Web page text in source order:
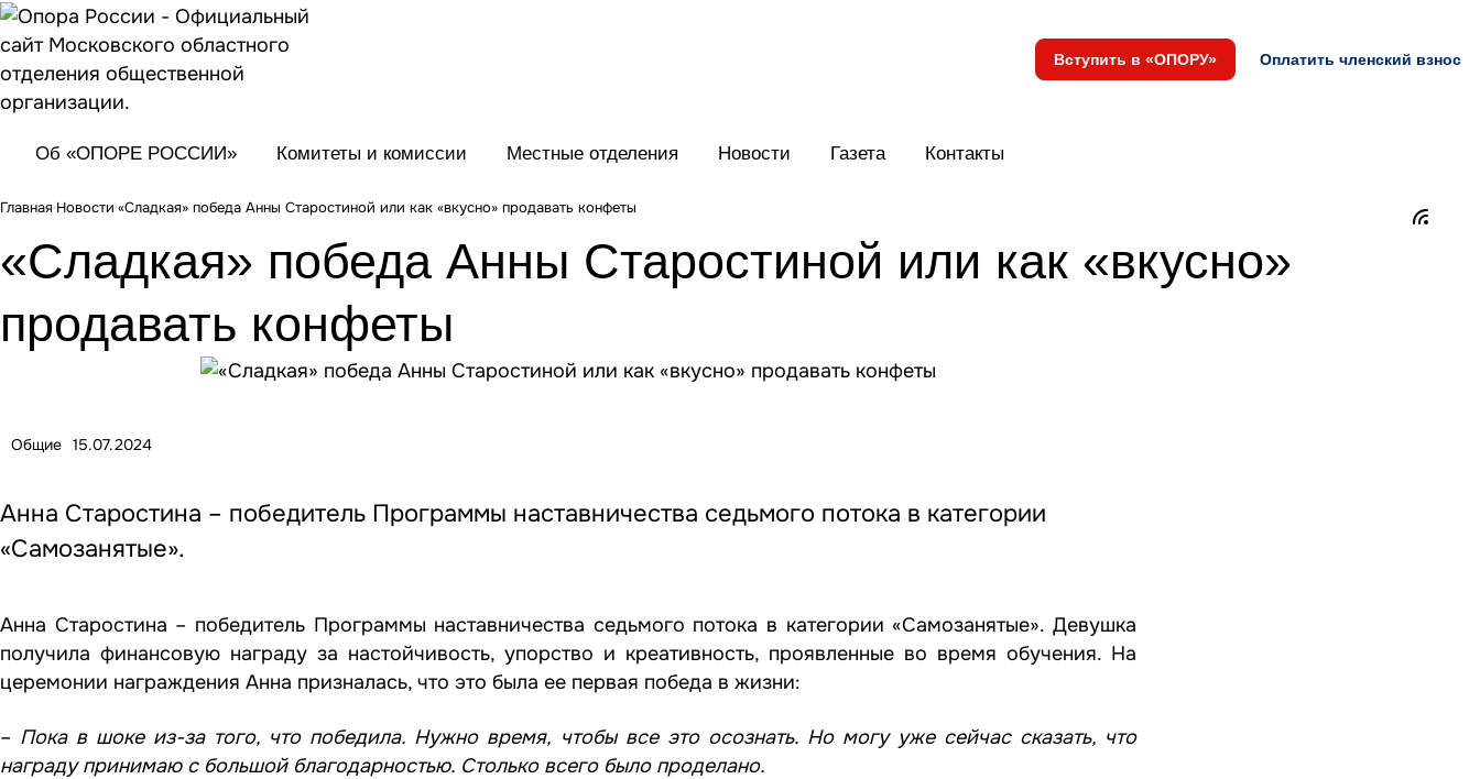
Вступить в «ОПОРУ» Оплатить членский взнос
Об «ОПОРЕ РОССИИ» Комитеты и комиссии Местные отделения Новости Газета Контакты
Главная Новости «Сладкая» победа Анны Старостиной или как «вкусно» продавать конфеты
«Сладкая» победа Анны Старостиной или как «вкусно»
продавать конфеты
Общие 15.07.2024
Анна Старостина – победитель Программы наставничества седьмого потока в категории
«Самозанятые».
Анна Старостина – победитель Программы наставничества седьмого потока в категории «Самозанятые». Девушка
получила финансовую награду за настойчивость, упорство и креативность, проявленные во время обучения. На
церемонии награждения Анна призналась, что это была ее первая победа в жизни:
– Пока в шоке из-за того, что победила. Нужно время, чтобы все это осознать. Но могу уже сейчас сказать, что
награду принимаю с большой благодарностью. Столько всего было проделано.